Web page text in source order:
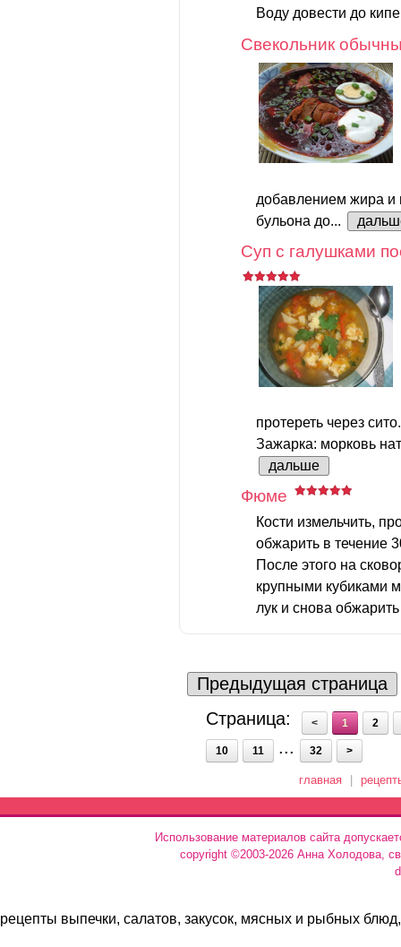
Воду довести до
Свекольник
добавлением жира и
бульона до...
Суп с галушками
протереть через сито.
Зажарка: морковь
дальше
Фюме
Кости измельчить,
обжарить в течение
После этого на
крупными кубиками
лук и снова
Предыдущая страница
Страница:
< 1 2
10 11 ... 32 >
главная
Использование материалов сайта
copyright ©2003-2026 Анна Холодова,
рецепты выпечки, салатов, закусок, мясных и рыбных